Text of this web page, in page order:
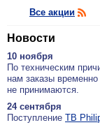
Все акции
Новости
10 ноября
По тех­ни­че­ским
нам за­ка­зы вре­мен­но
не при­ни­ма­ют­ся.
24 сентября
По­ступ­ле­ние ТВ